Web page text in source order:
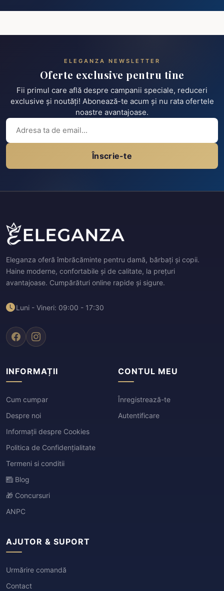
ELEGANZA NEWSLETTER
Oferte exclusive pentru tine
Fii primul care află despre campanii speciale, reduceri
exclusive și noutăți! Abonează-te acum și nu rata ofertele
noastre avantajoase.
Înscrie-te
Eleganza oferă îmbrăcăminte pentru damă, bărbați și copii.
Haine moderne, confortabile și de calitate, la prețuri
avantajoase. Cumpărături online rapide și sigure.
Luni - Vineri: 09:00 - 17:30
INFORMAȚII
Cum cumpar
Despre noi
Informații despre Cookies
Politica de Confidențialitate
Termeni si conditii
Blog
🎁 Concursuri
ANPC
CONTUL MEU
Înregistrează-te
Autentificare
AJUTOR & SUPORT
Urmărire comandă
Contact